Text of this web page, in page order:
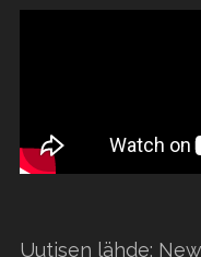
Uutisen lähde: